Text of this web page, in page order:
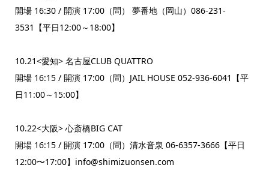
開場 16:30 / 開演 17:00（問） 夢番地（岡山）086-231-
3531【平日12:00～18:00】
10.21<愛知> 名古屋CLUB QUATTRO
開場 16:15 / 開演 17:00（問）JAIL HOUSE 052-936-6041【平
日11:00～15:00】
10.22<大阪> 心斎橋BIG CAT
開場 16:15 / 開演 17:00（問）清水音泉 06-6357-3666【平日
12:00〜17:00】info@shimizuonsen.com